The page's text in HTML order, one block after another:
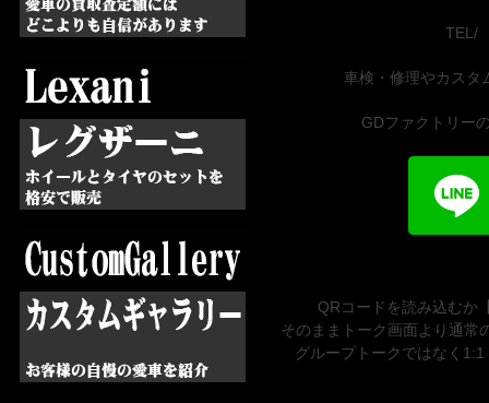
TEL/
車検・修理やカスタ
GDファクトリー
QRコードを読み込むか
そのままトーク画面より通常
グループトークではなく